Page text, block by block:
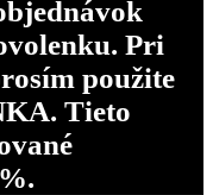
Pri
použite
Tieto